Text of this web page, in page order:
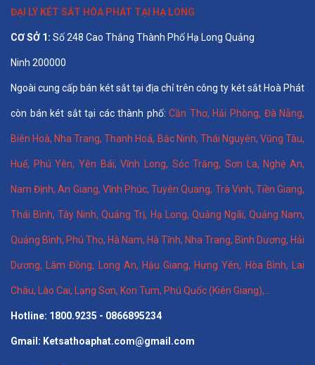
ĐẠI LÝ KÉT SẮT HÒA PHÁT TẠI HẠ LONG
CƠ SỞ 1: Số 248 Cao Thắng Thành Phố Hạ Long Quảng
Ninh 200000
Ngoài cung cấp bán két sắt tại địa chỉ trên công ty két sắt Hoà Phát
còn bán két sắt tại các thành phố:Cần Thơ, Hải Phòng, Đà Nẵng,
Biên Hoà, Nha Trang,Thanh Hoá, Bắc Ninh, Thái Nguyên, Vũng Tàu,
Huế, Phú Yên,Yên Bái,Vĩnh Long, Sóc Trăng,Sơn La, Nghệ An,
Nam Định,An Giang, Vĩnh Phúc,Tuyên Quang, Trà Vinh, Tiền Giang,
Thái Bình,Tây Ninh,Quảng Trị, Hạ Long, Quảng Ngãi, Quảng Nam,
Quảng Bình, Phú Thọ, Hà Nam, Hà Tĩnh, Nha Trang, Bình Dương, Hải
Dương, Lâm Đồng, Long An, Hậu Giang, Hưng Yên, Hòa Bình, Lai
Châu, Lào Cai, Lạng Sơn, Kon Tum, Phú Quốc (Kiên Giang),...
Hotline: 1800.9235 - 0866895234
Gmail: Ketsathoaphat.com@gmail.com